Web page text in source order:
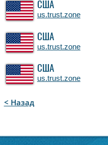
США
us.trust.zone
США
us.trust.zone
США
us.trust.zone
< Назад